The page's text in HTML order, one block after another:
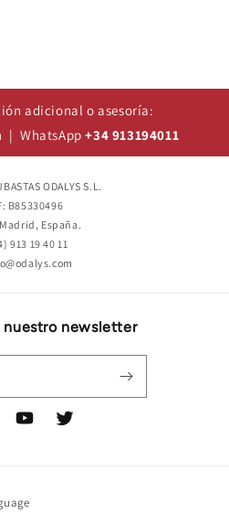
adicional o asesoría:
| WhatsApp+34 913194011
ODALYS S.L.
B85330496
España.
913 19 40 11
nuestro newsletter
YouTubeTwitter